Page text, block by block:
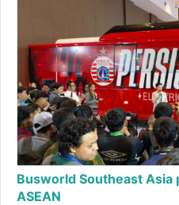
Busworld Southeast
ASEAN